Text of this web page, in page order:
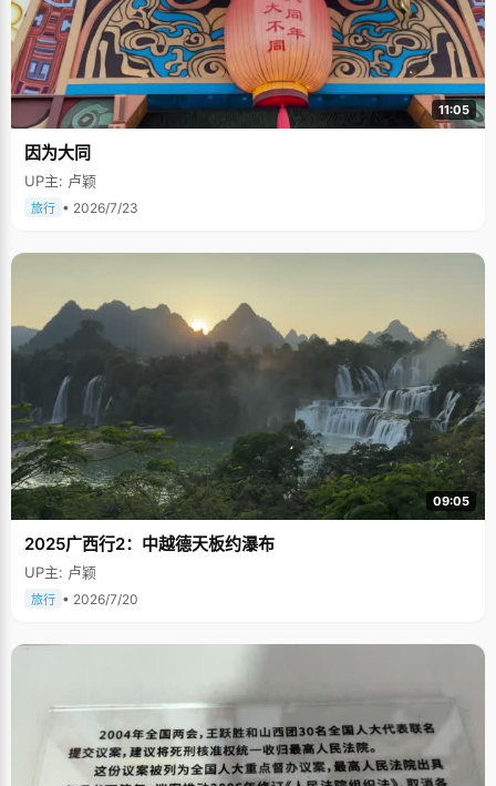
11:05
因为大同
UP主: 卢颖
旅行 • 2026/7/23
09:05
2025广西行2：中越德天板约瀑布
UP主: 卢颖
旅行 • 2026/7/20